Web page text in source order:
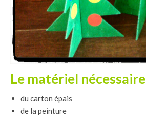
Le matériel nécessaire
du carton épais
de la peinture